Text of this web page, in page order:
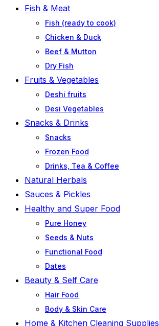
Fish & Meat
Fish (ready to cook)
Chicken & Duck
Beef & Mutton
Dry Fish
Fruits & Vegetables
Deshi fruits
Desi Vegetables
Snacks & Drinks
Snacks
Frozen Food
Drinks, Tea & Coffee
Natural Herbals
Sauces & Pickles
Healthy and Super Food
Pure Honey
Seeds & Nuts
Functional Food
Dates
Beauty & Self Care
Hair Food
Body & Skin Care
Home & Kitchen Cleaning Supplies